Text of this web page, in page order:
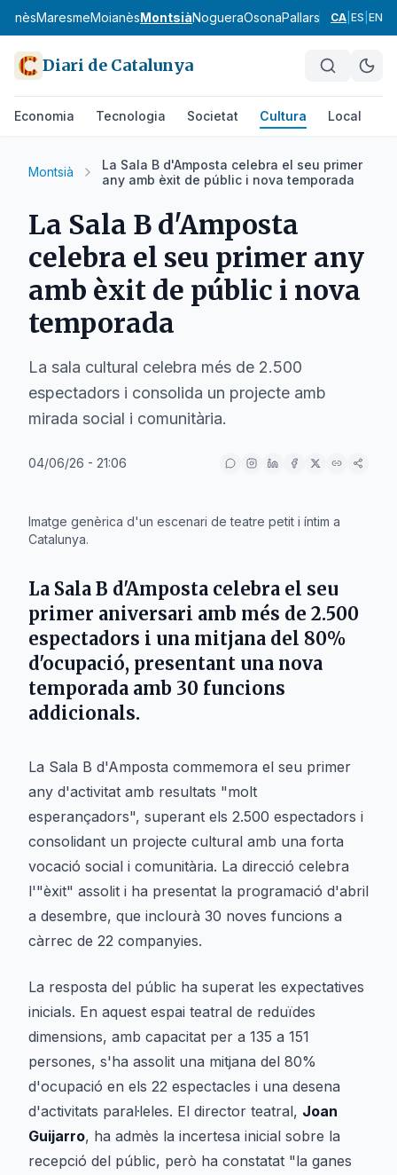
MaresmeMoianèsMontsiàNogueraOsonaPallars Jussà
CA ES EN
Diari de Catalunya
Economia Tecnologia Societat Cultura Local
Montsià
La Sala B d'Amposta celebra el seu primer
any amb èxit de públic i nova temporada
La Sala B d'Amposta
celebra el seu primer any
amb èxit de públic i nova
temporada
La sala cultural celebra més de 2.500
espectadors i consolida un projecte amb
mirada social i comunitària.
04/06/26 - 21:06
Imatge genèrica d'un escenari de teatre petit i íntim a
Catalunya.
La Sala B d'Amposta celebra el seu
primer aniversari amb més de 2.500
espectadors i una mitjana del 80%
d'ocupació, presentant una nova
temporada amb 30 funcions
addicionals.
La Sala B d'Amposta commemora el seu primer
any d'activitat amb resultats "molt
esperançadors", superant els 2.500 espectadors i
consolidant un projecte cultural amb una forta
vocació social i comunitària. La direcció celebra
l'"èxit" assolit i ha presentat la programació d'abril
a desembre, que inclourà 30 noves funcions a
càrrec de 22 companyies.
La resposta del públic ha superat les expectatives
inicials. En aquest espai teatral de reduïdes
dimensions, amb capacitat per a 135 a 151
persones, s'ha assolit una mitjana del 80%
d'ocupació en els 22 espectacles i una desena
d'activitats paral·leles. El director teatral, Joan
Guijarro, ha admès la incertesa inicial sobre la
recepció del públic, però ha constatat "la ganes